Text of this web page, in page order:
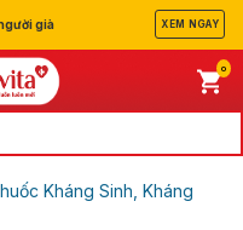
già XEM NGAY
0
Kháng Sinh, Kháng